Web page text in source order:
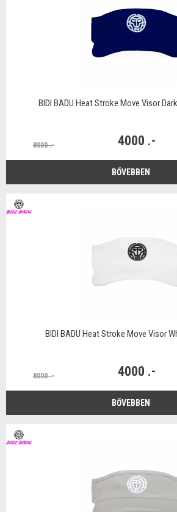
BIDI BADU Heat Stroke Move Visor
8000 .- 4000 .-
BŐVEBBEN
BIDI BADU Heat Stroke Move Visor
8000 .- 4000 .-
BŐVEBBEN